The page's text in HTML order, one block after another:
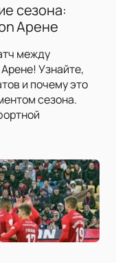
сезона:
Арене
между
Узнайте,
и почему это
сезона.